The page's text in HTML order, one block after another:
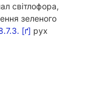
світлофора,
зеленого
[ґ] рух